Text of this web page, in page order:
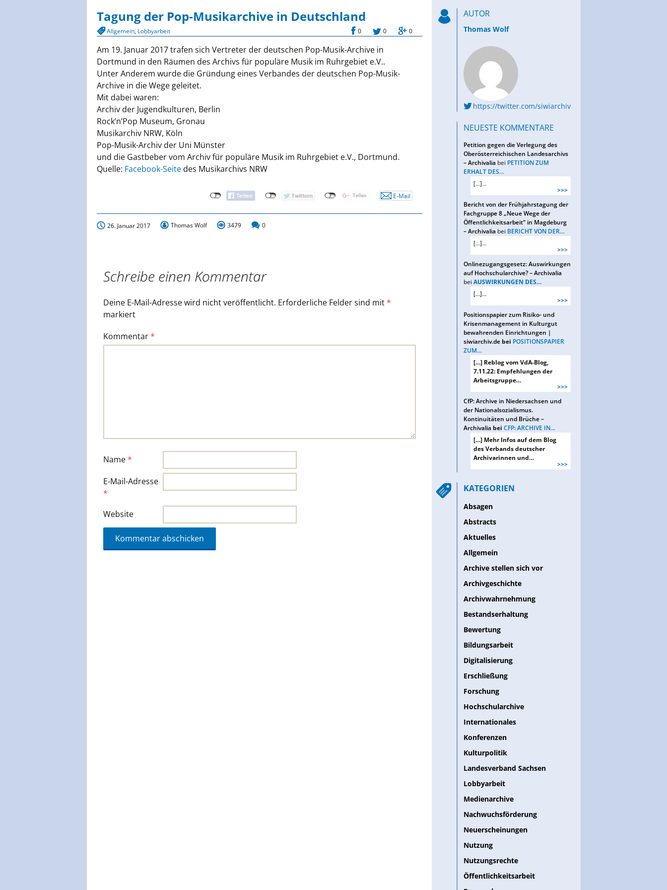
Deutscher Archivtag
Tagung der Pop-Musikarchive in Deutschland
Allgemein, Lobbyarbeit 0 0 0
Am 19. Januar 2017 trafen sich Vertreter der deutschen Pop-Musik-Archive in
Dortmund in den Räumen des Archivs für populäre Musik im Ruhrgebiet e.V..
Unter Anderem wurde die Gründung eines Verbandes der deutschen Pop-Musik-
Archive in die Wege geleitet.
Mit dabei waren:
Archiv der Jugendkulturen, Berlin
Rock’n’Pop Museum, Gronau
Musikarchiv NRW, Köln
Pop-Musik-Archiv der Uni Münster
und die Gastbeber vom Archiv für populäre Musik im Ruhrgebiet e.V., Dortmund.
Quelle: Facebook-Seitedes Musikarchivs NRW
26. Januar 2017 Thomas Wolf 3479 0
Schreibe einen Kommentar
Deine E-Mail-Adresse wird nicht veröffentlicht. Erforderliche Felder sind mit*
markiert
Kommentar*
Name*
E-Mail-Adresse
*
Website
AUTOR
Thomas Wolf
https://twitter.com/siwiarchiv
NEUESTE KOMMENTARE
Petition gegen die Verlegung des
Oberösterreichischen Landesarchivs
– Archivalia bei PETITION ZUM
ERHALT DES…
[…]…
>>>
Bericht von der Frühjahrstagung der
Fachgruppe 8 „Neue Wege der
Öffentlichkeitsarbeit“ in Magdeburg
– Archivalia bei BERICHT VON DER…
[…]…
>>>
Onlinezugangsgesetz: Auswirkungen
auf Hochschularchive? – Archivalia
bei AUSWIRKUNGEN DES…
[…]…
>>>
Positionspapier zum Risiko- und
Krisenmanagement in Kulturgut
bewahrenden Einrichtungen |
siwiarchiv.debei POSITIONSPAPIER
ZUM…
[…] Reblog vom VdA-Blog,
7.11.22: Empfehlungen der
Arbeitsgruppe…
>>>
CfP: Archive in Niedersachsen und
der Nationalsozialismus.
Kontinuitäten und Brüche –
Archivalia bei CFP: ARCHIVE IN…
[…] Mehr Infos auf dem Blog
des Verbands deutscher
Archivarinnen und…
>>>
KATEGORIEN
Absagen
Abstracts
Aktuelles
Allgemein
Archive stellen sich vor
Archivgeschichte
Archivwahrnehmung
Bestandserhaltung
Bewertung
Bildungsarbeit
Digitalisierung
Erschließung
Forschung
Hochschularchive
Internationales
Konferenzen
Kulturpolitik
Landesverband Sachsen
Lobbyarbeit
Medienarchive
Nachwuchsförderung
Neuerscheinungen
Nutzung
Nutzungsrechte
Öffentlichkeitsarbeit